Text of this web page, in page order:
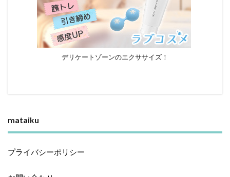
デリケートゾーンのエクササイズ！
mataiku
プライバシーポリシー